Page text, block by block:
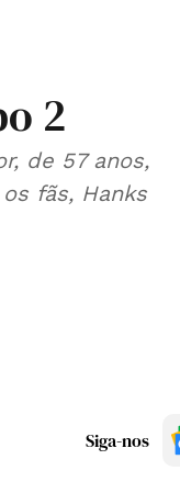
2
de 57 anos,
fãs, Hanks
Siga-nos